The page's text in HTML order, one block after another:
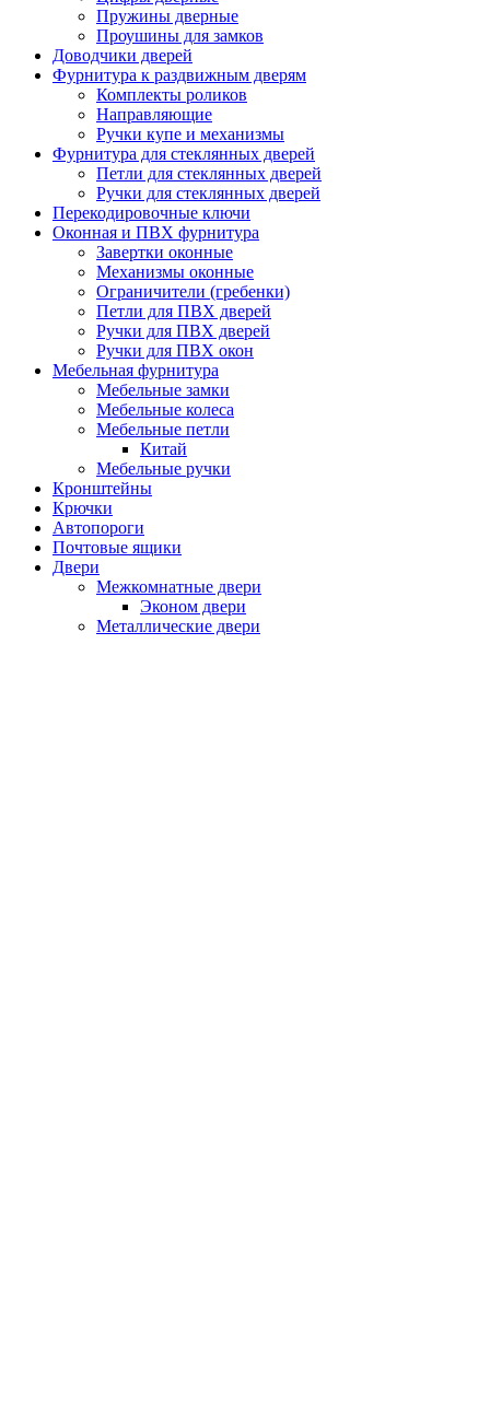
Пружины дверные
Проушины для замков
Доводчики дверей
Фурнитура к раздвижным дверям
Комплекты роликов
Направляющие
Ручки купе и механизмы
Фурнитура для стеклянных дверей
Петли для стеклянных дверей
Ручки для стеклянных дверей
Перекодировочные ключи
Оконная и ПВХ фурнитура
Завертки оконные
Механизмы оконные
Ограничители (гребенки)
Петли для ПВХ дверей
Ручки для ПВХ дверей
Ручки для ПВХ окон
Мебельная фурнитура
Мебельные замки
Мебельные колеса
Мебельные петли
Китай
Мебельные ручки
Кронштейны
Крючки
Автопороги
Почтовые ящики
Двери
Межкомнатные двери
Эконом двери
Металлические двери